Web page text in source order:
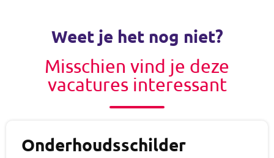
Weet je het nog niet?
Misschien vind je deze
vacatures interessant
Onderhoudsschilder